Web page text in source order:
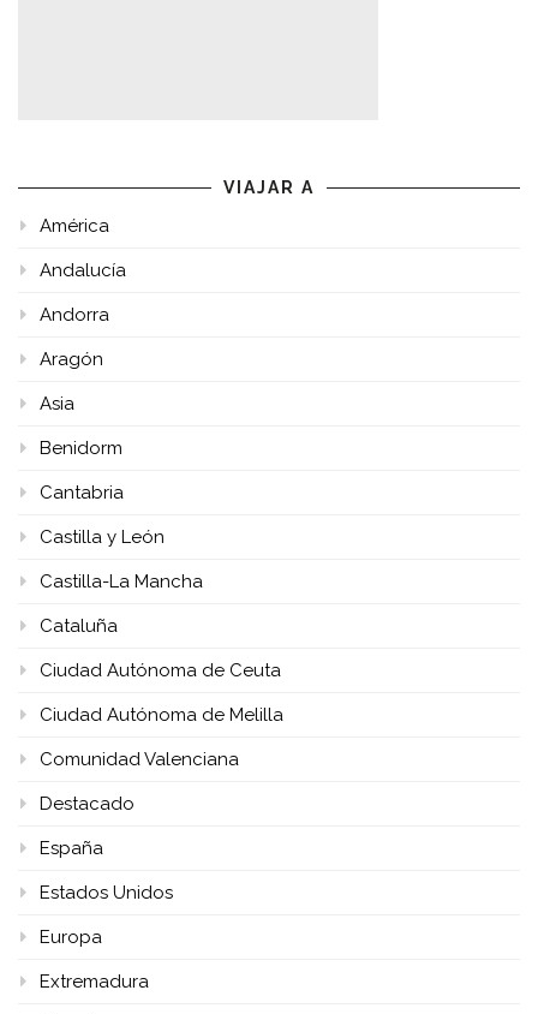
VIAJAR A
América
Andalucía
Andorra
Aragón
Asia
Benidorm
Cantabria
Castilla y León
Castilla-La Mancha
Cataluña
Ciudad Autónoma de Ceuta
Ciudad Autónoma de Melilla
Comunidad Valenciana
Destacado
España
Estados Unidos
Europa
Extremadura